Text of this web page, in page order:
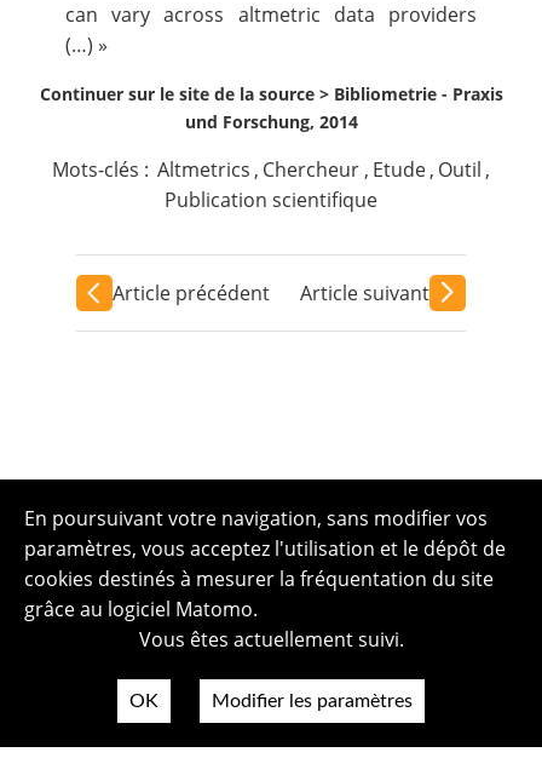
can vary across altmetric data providers
(…) »
Continuer sur le site de la source > Bibliometrie - Praxis
und Forschung, 2014
Mots-clés : Altmetrics , Chercheur , Etude, Outil ,
Publication scientifique
Article précédent Article suivant
En poursuivant votre navigation, sans modifier vos
paramètres, vous acceptez l'utilisation et le dépôt de
cookies destinés à mesurer la fréquentation du site
grâce au logiciel Matomo.
Vous êtes actuellement suivi.
OK Modifier les paramètres